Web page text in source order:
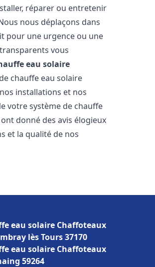
réparer ou entretenir
nous déplaçons dans
pour une urgence ou une
vous
eau solaire
chauffe eau solaire
installations et nos
votre système de chauffe
donné des avis élogieux
et la qualité de nos
eau solaire Chaffoteaux
lès Tours 37170
eau solaire Chaffoteaux
59264